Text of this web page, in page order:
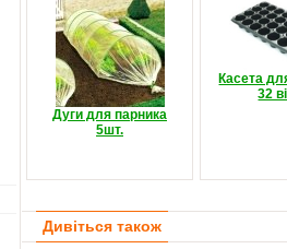
Дуги для парника
5шт.
Касета
32
Дивіться також